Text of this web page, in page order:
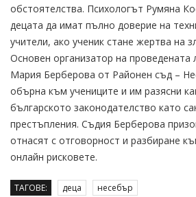
обстоятелства. Психологът Румяна
децата да имат пълно доверие на
учители, ако ученик стане жертва на
Основен организатор на проведената
Мария Берберова от Районен съд –
обърна към учениците и им разясни
българското законодателство като
престъпления. Съдия Берберова
отнасят с отговорност и разбиране
онлайн рисковете.
ТАГОВЕ: деца несебър